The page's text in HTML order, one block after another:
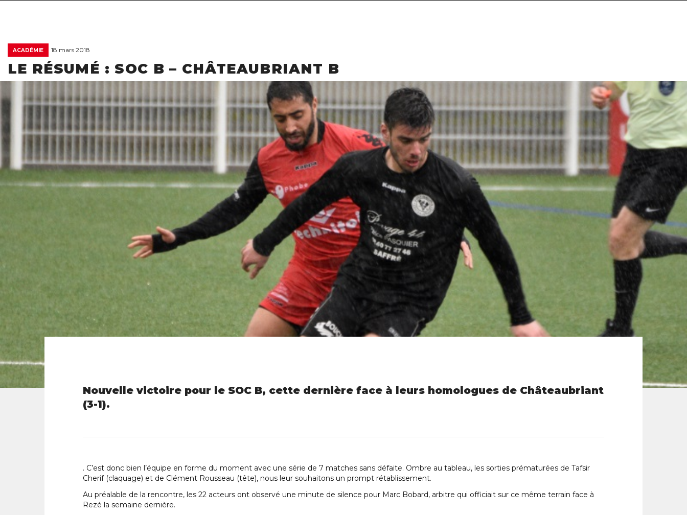
ACADÉMIE 18 mars 2018
LE RÉSUMÉ : SOC B – CHÂTEAUBRIANT B
Nouvelle victoire pour le SOC B, cette dernière face à leurs homologues de Châteaubriant
(3-1).
. C’est donc bien l’équipe en forme du moment avec une série de 7 matches sans défaite. Ombre au tableau, les sorties prématurées de Tafsir
Cherif (claquage) et de Clément Rousseau (tête), nous leur souhaitons un prompt rétablissement.
Au préalable de la rencontre, les 22 acteurs ont observé une minute de silence pour Marc Bobard, arbitre qui officiait sur ce même terrain face à
Rezé la semaine dernière.